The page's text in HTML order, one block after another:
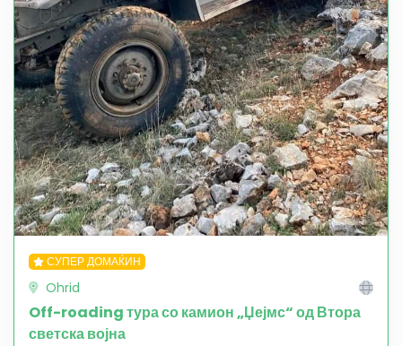
СУПЕР ДОМАЌИН
Ohrid
Off-roading тура со камион „Џејмс“ од Втора
светска војна